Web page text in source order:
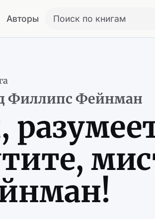
Авторы Поиск по книгам
Филлипс Фейнман